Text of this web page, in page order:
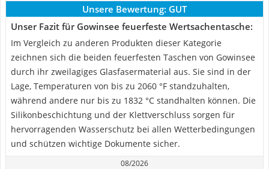
Unsere Bewertung: GUT
Unser Fazit für Gowinsee feuerfeste Wertsachentasche:
Im Vergleich zu anderen Produkten dieser Kategorie
zeichnen sich die beiden feuerfesten Taschen von Gowinsee
durch ihr zweilagiges Glasfasermaterial aus. Sie sind in der
Lage, Temperaturen von bis zu 2060 °F standzuhalten,
während andere nur bis zu 1832 °C standhalten können. Die
Silikonbeschichtung und der Klettverschluss sorgen für
hervorragenden Wasserschutz bei allen Wetterbedingungen
und schützen wichtige Dokumente sicher.
08/2026